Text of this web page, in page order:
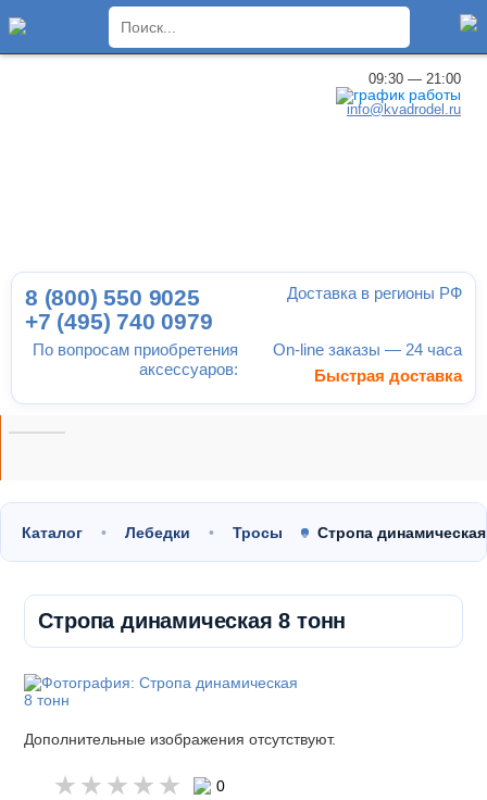
09:30 — 21:00
info@kvadrodel.ru
По вопросам приобретения
аксессуаров:
8 (800) 550 9025
+7 (495) 740 0979
Доставка в регионы РФ
On-line заказы — 24 часа
Быстрая доставка
Каталог Лебедки Тросы Стропа
Стропа динамическая 8 тонн
Дополнительные изображения отсутствуют.
0
×